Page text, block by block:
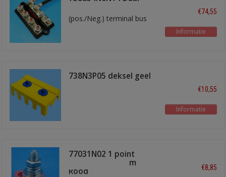
(pos./Neg.) terminal bus
€74,55
Informatie
738N3P05 deksel geel
€10,55
Informatie
77031N02 1 point
terminal bus 8mm
Rood
€8,85